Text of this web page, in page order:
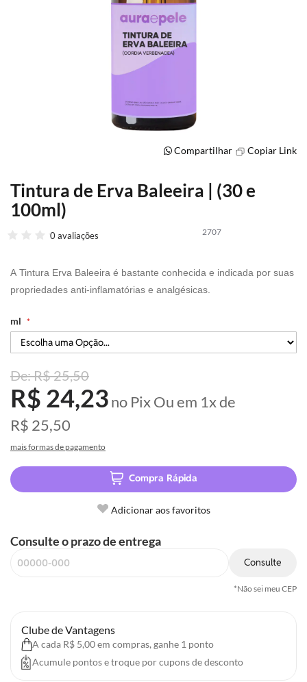
Tintura de Erva Baleeira | (30 e
100ml)
2707
0 avaliações
A Tintura Erva Baleeira é bastante conhecida e indicada por suas
propriedades anti-inflamatórias e analgésicas.
ml
R$ 25,50
R$ 24,23no PixOu em 1xde
R$ 25,50
mais formas de pagamento
Compra Rápida
Adicionar aos favoritos
Consulte o prazo de entrega
Consulte
*Não sei meu CEP
Clube de Vantagens
A cada R$ 5,00 em compras, ganhe 1 ponto
Acumule pontos e troque por cupons de desconto
Compartilhar Copiar Link
Saltar
para
o
de